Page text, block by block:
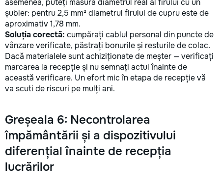
asemenea, puteți măsura diametrul real al firului cu un
șubler: pentru 2,5 mm² diametrul firului de cupru este de
aproximativ 1,78 mm.
Soluția corectă: cumpărați cablul personal din puncte de
vânzare verificate, păstrați bonurile și resturile de colac.
Dacă materialele sunt achiziționate de meșter — verificați
marcarea la recepție și nu semnați actul înainte de
această verificare. Un efort mic în etapa de recepție vă
va scuti de riscuri pe mulți ani.
Greșeala 6: Necontrolarea
împământării și a dispozitivului
diferențial înainte de recepția
lucrărilor